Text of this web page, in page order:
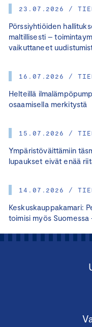
23.07.2026 /
Pörssiyhtiöiden
maltillisesti –
vaikuttaneet
16.07.2026 /
Helteillä
osaamisella merkitystä
15.07.2026 /
Ympäristöväittämiin
lupaukset eivät enää
14.07.2026 /
Keskuskauppakamari:
toimisi myös